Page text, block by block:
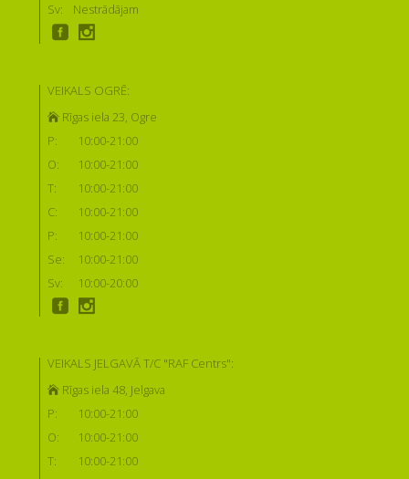
Sv:
Nestrādājam
VEIKALS OGRĒ:
Rīgas iela 23, Ogre
P:
10:00-21:00
O:
10:00-21:00
T:
10:00-21:00
C:
10:00-21:00
P:
10:00-21:00
Se:
10:00-21:00
Sv:
10:00-20:00
VEIKALS JELGAVĀ T/C "RAF Centrs":
Rīgas iela 48, Jelgava
P:
10:00-21:00
O:
10:00-21:00
T:
10:00-21:00